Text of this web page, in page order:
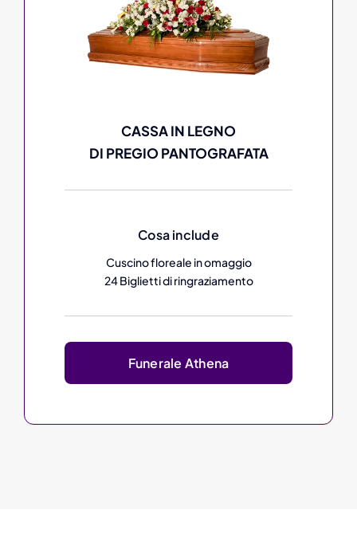
CASSA IN LEGNO
DI PREGIO PANTOGRAFATA
Cosa include
Cuscino floreale in omaggio
24 Biglietti di ringraziamento
Funerale Athena